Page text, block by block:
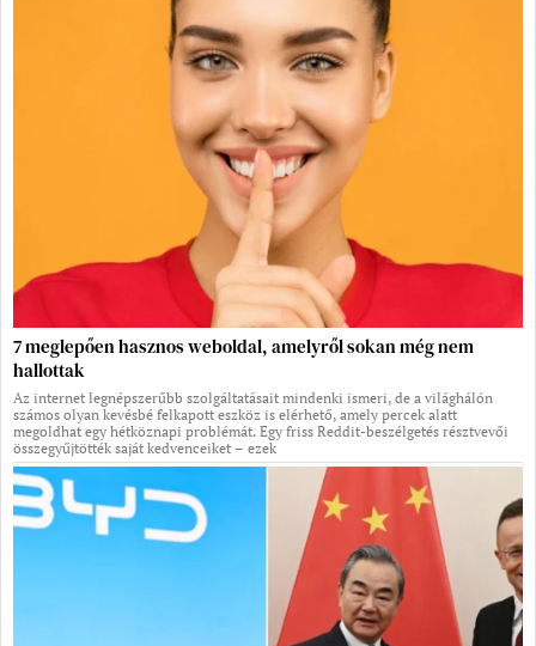
7 meglepően hasznos weboldal, amelyről sokan még nem
hallottak
Az internet legnépszerűbb szolgáltatásait mindenki ismeri, de a világhálón
számos olyan kevésbé felkapott eszköz is elérhető, amely percek alatt
megoldhat egy hétköznapi problémát. Egy friss Reddit-beszélgetés résztvevői
összegyűjtötték saját kedvenceiket – ezek